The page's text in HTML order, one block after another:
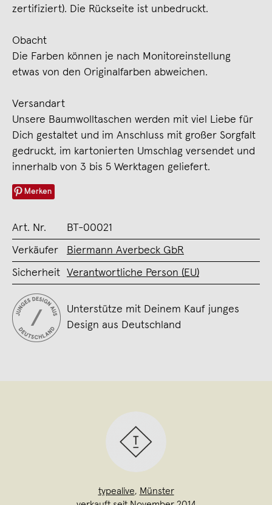
zertifiziert). Die Rückseite ist unbedruckt.
Obacht
Die Farben können je nach Monitoreinstellung
etwas von den Originalfarben abweichen.
Versandart
Unsere Baumwolltaschen werden mit viel Liebe für
Dich gestaltet und im Anschluss mit großer Sorgfalt
gedruckt, im kartonierten Umschlag versendet und
innerhalb von 3 bis 5 Werktagen geliefert.
Merken
Art. Nr. BT-00021
Verkäufer Biermann Averbeck GbR
Sicherheit Verantwortliche Person (EU)
Unterstütze mit Deinem Kauf junges
Design aus Deutschland
typealive, Münster